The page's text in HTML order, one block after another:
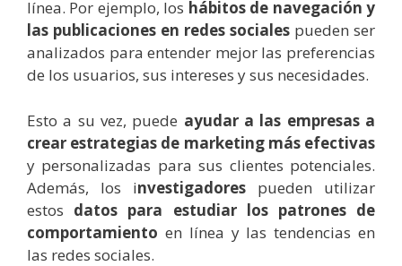
línea. Por ejemplo, los hábitos de navegación y
las publicaciones en redes sociales pueden ser
analizados para entender mejor las preferencias
de los usuarios, sus intereses y sus necesidades.
Esto a su vez, puede ayudar a las empresas a
crear estrategias de marketing más efectivas
y personalizadas para sus clientes potenciales.
Además, los investigadores pueden utilizar
estos datos para estudiar los patrones de
comportamiento en línea y las tendencias en
las redes sociales.